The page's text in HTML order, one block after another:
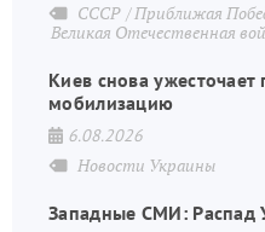
СССР Приближая
Великая Отечественная
Киев снова
мобилизацию
6.08.2026
Новости Украины
Западные СМИ: Распад